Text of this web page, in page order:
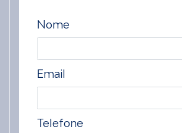
Nome
Email
Telefone